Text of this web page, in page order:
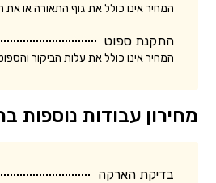
המחיר אינו כולל את גוף התאורה או
התקנת ספוט
המחיר אינו כולל את עלות הביקור
מחירון עבודות נוספות
בדיקת הארקה